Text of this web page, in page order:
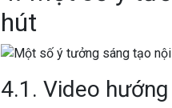
hút
4.1. Video